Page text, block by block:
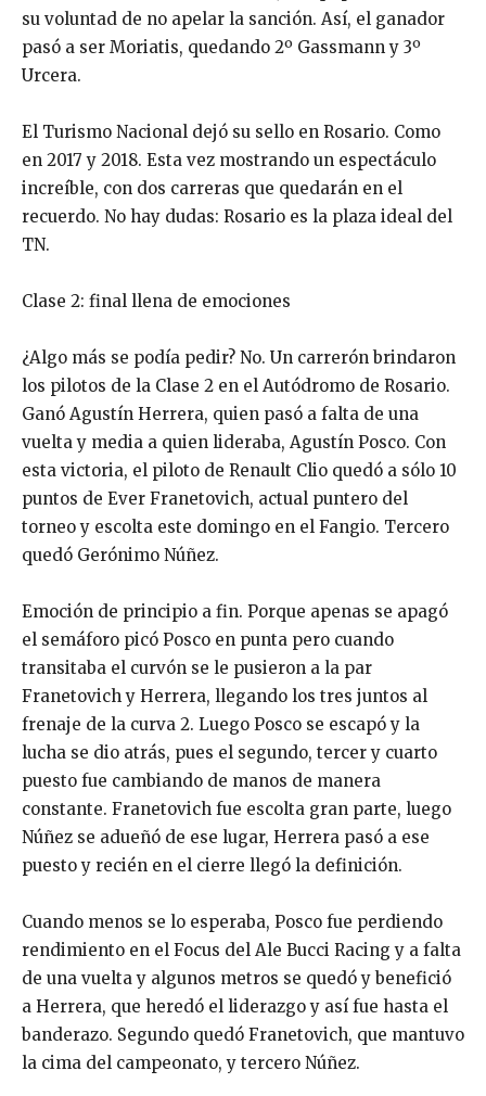
su voluntad de no apelar la sanción. Así, el ganador
pasó a ser Moriatis, quedando 2º Gassmann y 3º
Urcera.
El Turismo Nacional dejó su sello en Rosario. Como
en 2017 y 2018. Esta vez mostrando un espectáculo
increíble, con dos carreras que quedarán en el
recuerdo. No hay dudas: Rosario es la plaza ideal del
TN.
Clase 2: final llena de emociones
¿Algo más se podía pedir? No. Un carrerón brindaron
los pilotos de la Clase 2 en el Autódromo de Rosario.
Ganó Agustín Herrera, quien pasó a falta de una
vuelta y media a quien lideraba, Agustín Posco. Con
esta victoria, el piloto de Renault Clio quedó a sólo 10
puntos de Ever Franetovich, actual puntero del
torneo y escolta este domingo en el Fangio. Tercero
quedó Gerónimo Núñez.
Emoción de principio a fin. Porque apenas se apagó
el semáforo picó Posco en punta pero cuando
transitaba el curvón se le pusieron a la par
Franetovich y Herrera, llegando los tres juntos al
frenaje de la curva 2. Luego Posco se escapó y la
lucha se dio atrás, pues el segundo, tercer y cuarto
puesto fue cambiando de manos de manera
constante. Franetovich fue escolta gran parte, luego
Núñez se adueñó de ese lugar, Herrera pasó a ese
puesto y recién en el cierre llegó la definición.
Cuando menos se lo esperaba, Posco fue perdiendo
rendimiento en el Focus del Ale Bucci Racing y a falta
de una vuelta y algunos metros se quedó y benefició
a Herrera, que heredó el liderazgo y así fue hasta el
banderazo. Segundo quedó Franetovich, que mantuvo
la cima del campeonato, y tercero Núñez.